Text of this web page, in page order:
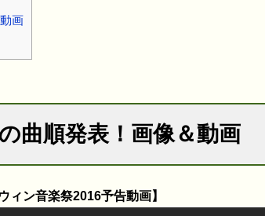
画
曲順発表！画像＆動画
ィン音楽祭2016予告動画】